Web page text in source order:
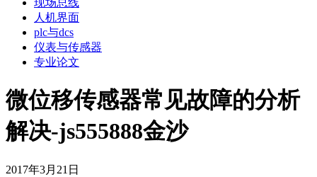
现场总线
人机界面
plc与dcs
仪表与传感器
专业论文
微位移传感器常见故障的分析
解决-js555888金沙
2017年3月21日